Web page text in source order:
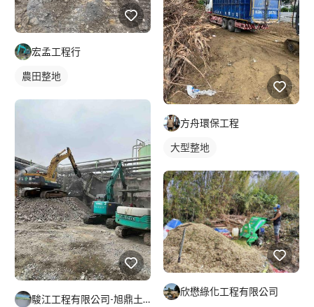
宏孟工程行
農田整地
駿江工程有限公司-旭鼎土木包工業
方舟環保工程
大型整地
欣懋綠化工程有限公司